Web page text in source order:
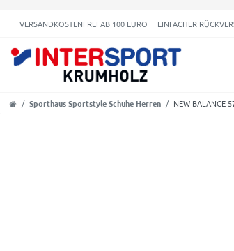
VERSANDKOSTENFREI AB 100 EURO EINFACHER
Sporthaus Sportstyle Schuhe Herren NEW BALANCE